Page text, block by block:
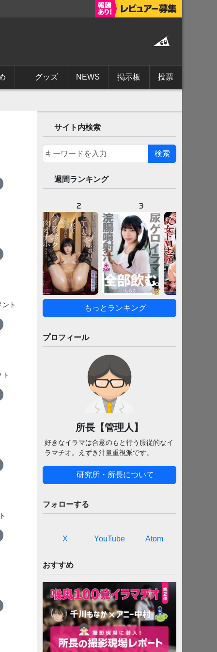
グッズ NEWS 掲示板 投票
ト
サイト内検索
検索
週間ランキング
もっとランキング
プロフィール
所長【管理人】
好きなイラマは合意のもと行う服従的なイ
ラマチオ。えずき汁量重視派です。
研究所・所長について
フォローする
X YouTube Atom
おすすめ